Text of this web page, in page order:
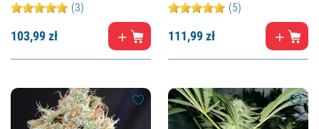
(3)
103,99zł
(5)
111,99zł